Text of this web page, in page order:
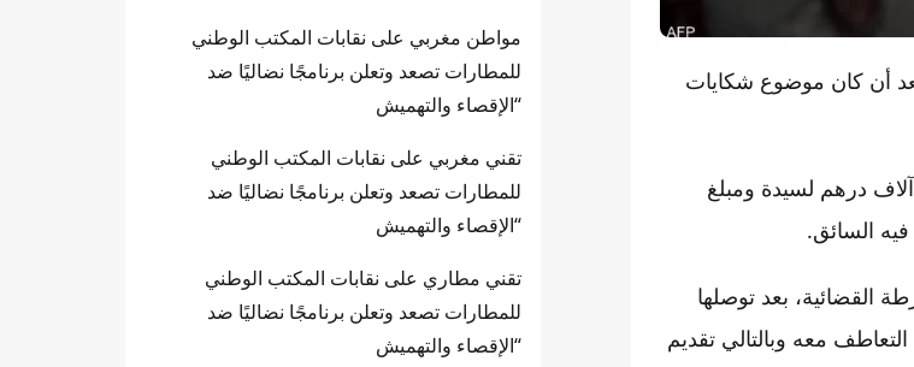
أن كان موضوع شكايات
وأدانت المحكمة المتهم بناء على التهم الموجهة إليه، بسجنه سنة نافذة وأداء 5 آلاف درهم لسيدة ومبلغ
فتحتها الشرطة القضائية، بعد توصلها
معه وبالتالي تقديم
مواطن مغربي على نقابات المكتب الوطني
للمطارات تصعد وتعلن برنامجًا نضاليًا ضد
“الإقصاء والتهميش
تقني مغربي على نقابات المكتب الوطني
للمطارات تصعد وتعلن برنامجًا نضاليًا ضد
“الإقصاء والتهميش
تقني مطاري على نقابات المكتب الوطني
للمطارات تصعد وتعلن برنامجًا نضاليًا ضد
“الإقصاء والتهميش